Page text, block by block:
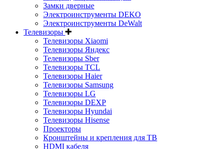
Замки дверные
Электроинструменты DEKO
Электроинструменты DeWalt
Телевизоры
Телевизоры Xiaomi
Телевизоры Яндекс
Телевизоры Sber
Телевизоры TCL
Телевизоры Haier
Телевизоры Samsung
Телевизоры LG
Телевизоры DEXP
Телевизоры Hyundai
Телевизоры Hisense
Проекторы
Кронштейны и крепления для ТВ
HDMI кабеля